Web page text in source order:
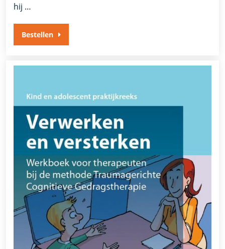
hij …
Bestellen